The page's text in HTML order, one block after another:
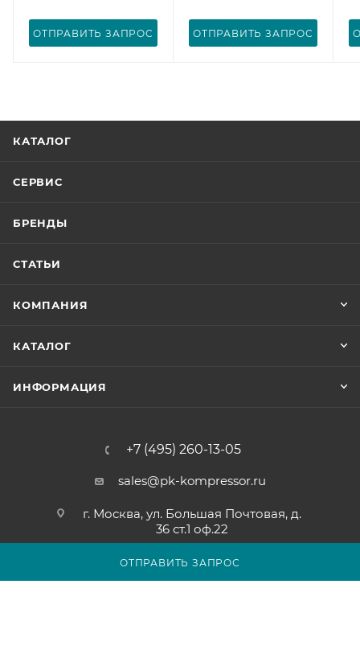
ОТПРАВИТЬ ЗАПРОС
ОТПРАВИТЬ ЗАПРОС ОТПРАВИТЬ ЗАПРОС
КАТАЛОГ
СЕРВИС
БРЕНДЫ
СТАТЬИ
КОМПАНИЯ
КАТАЛОГ
ИНФОРМАЦИЯ
+7 (495) 260-13-05
sales@pk-kompressor.ru
г. Москва, ул. Большая Почтовая, д.
36 ст.1 оф.22